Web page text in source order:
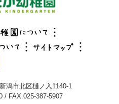
潟市北区樋ノ入1140-1
/ FAX.025-387-5907